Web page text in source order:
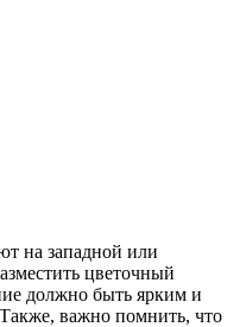
на западной или
цветочный
должно быть ярким и
важно помнить, что